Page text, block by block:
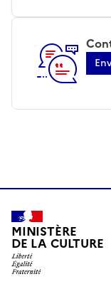
MINISTÈRE
DE LA CULTURE